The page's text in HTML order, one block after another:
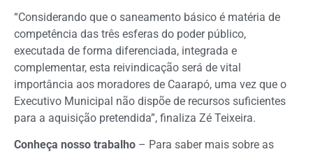
“Considerando que o saneamento básico é matéria de
competência das três esferas do poder público,
executada de forma diferenciada, integrada e
complementar, esta reivindicação será de vital
importância aos moradores de Caarapó, uma vez que o
Executivo Municipal não dispõe de recursos suficientes
para a aquisição pretendida”, finaliza Zé Teixeira.
Conheça nosso trabalho – Para saber mais sobre as